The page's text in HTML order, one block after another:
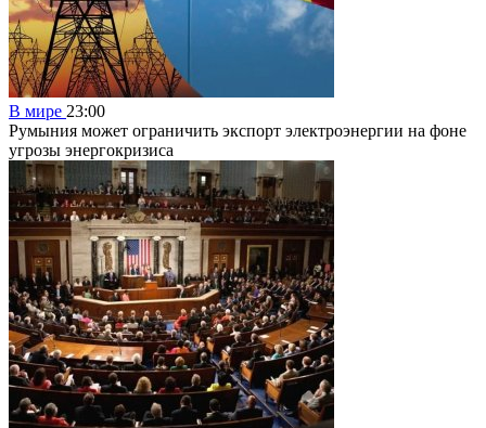
В мире 23:00
Румыния может ограничить экспорт электроэнергии на фоне
угрозы энергокризиса